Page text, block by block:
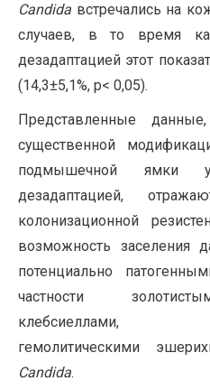
Candida встречались на
случаев, в то время
дезадаптацией этот
(14,3±5,1%, p< 0,05).
Представленные
существенной
подмышечной ямки
дезадаптацией,
колонизационной
возможность заселения
потенциально
частности
клебсиеллами,
гемолитическими
Candida.